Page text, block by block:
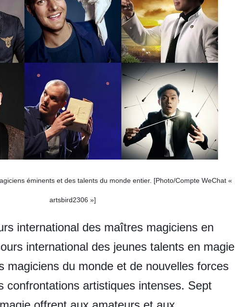
éminents et des talents du monde entier. [Photo/Compte WeChat «
artsbird2306 »]
international des maîtres magiciens en
international des jeunes talents en magie
magiciens du monde et de nouvelles forces
confrontations artistiques intenses. Sept